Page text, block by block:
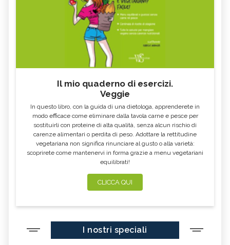
Il mio quaderno di esercizi.
Veggie
In questo libro, con la guida di una dietologa, apprenderete in
modo efficace come eliminare dalla tavola carne e pesce per
sostituirli con proteine di alta qualità, senza alcun rischio di
carenze alimentari o perdita di peso. Adottare la rettitudine
vegetariana non significa rinunciare al gusto o alla varietà:
scoprirete come mantenervi in forma grazie a menu vegetariani
equilibrati!
CLICCA QUI
I nostri speciali